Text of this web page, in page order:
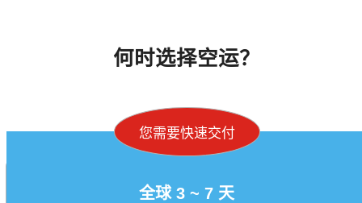
何时选择空运？
您需要快速交付
全球 3 ~ 7 天